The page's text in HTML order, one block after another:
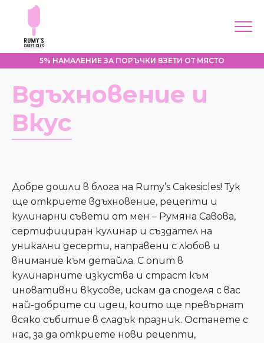
Меню
Начало
За мен
Продукти
Контакти
Моят профил
Направи поръчка
5% НАМАЛЕНИЕ ЗА ПОРЪЧКИ ВЗЕТИ ОТ МЯСТО
Вдъхновение и
Вкус
Добре дошли в блога на Rumy’s Cakesicles! Тук
ще откриете вдъхновение, рецепти и
кулинарни съвети от мен – Румяна Савова,
сертифициран кулинар и създател на
уникални десерти, направени с любов и
внимание към детайла. С опит в
кулинарните изкуства и страст към
иновативни вкусове, искам да споделя с вас
най-добрите си идеи, които ще превърнат
всяко събитие в сладък празник. Останете с
нас, за да откриете нови рецепти,